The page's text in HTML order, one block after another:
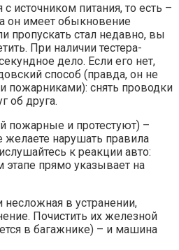
источником питания, то есть –
он имеет обыкновение
пропускать стал недавно, вы
При наличии тестера-
дело. Если его нет,
способ (правда, он не
пожарниками): снять проводки
об друга.
пожарные и протестуют) –
желаете нарушать правила
к реакции авто:
этапе прямо указывает на
несложная в устранении,
Почистить их железной
в багажнике) – и машина